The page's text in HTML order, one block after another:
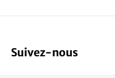
Industrie des
Suivez-nous